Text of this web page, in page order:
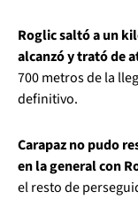
Roglic saltó a un
alcanzó y trató de
700 metros de la
definitivo.
Carapaz no pudo
en la general con
el resto de